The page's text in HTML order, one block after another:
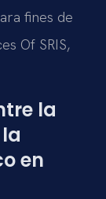
fines de
Of SRIS,
la
en